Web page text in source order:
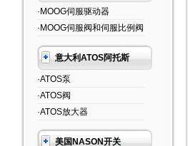
·MOOG伺服驱动器
·MOOG伺服阀和伺服比例阀
意大利ATOS阿托斯
·ATOS泵
·ATOS阀
·ATOS放大器
美国NASON开关